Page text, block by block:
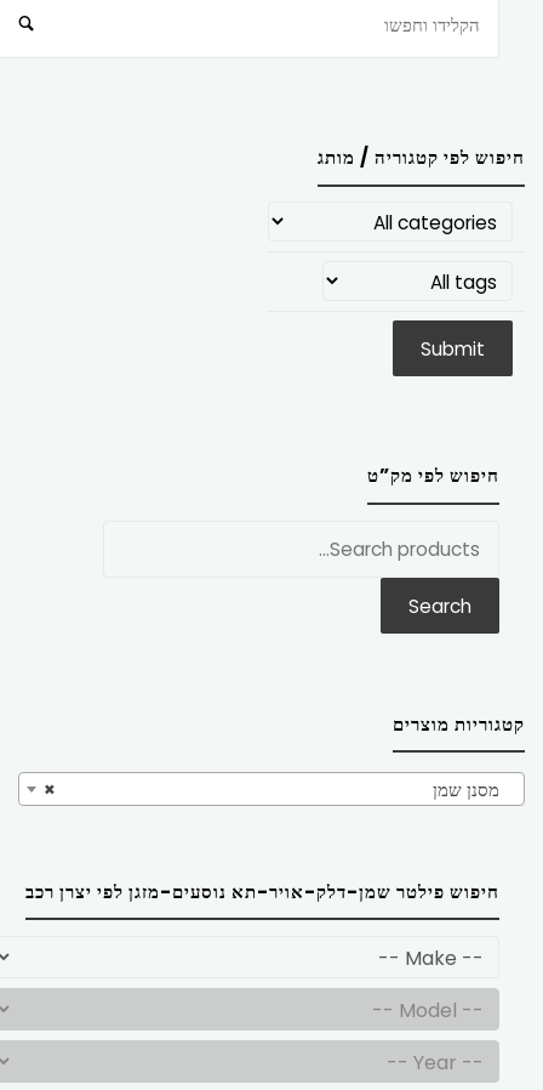
חיפוש לפי קטגוריה / מותג
חיפוש לפי מק”ט
Search
קטגוריות מוצרים
× מסנן שמן
חיפוש פילטר שמן-דלק-אויר-תא נוסעים-מזגן לפי יצרן רכב